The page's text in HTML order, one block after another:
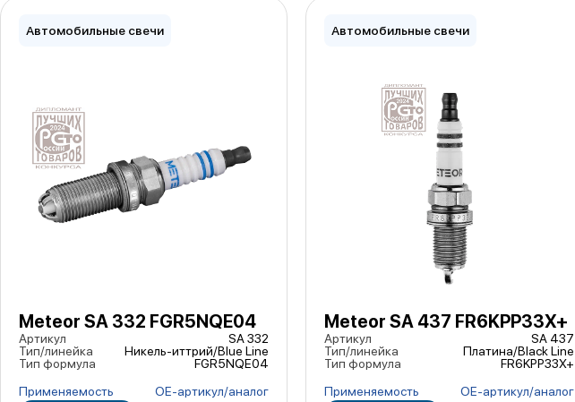
Автомобильные свечи
Meteor SA 332 FGR5NQE04
Артикул
SA 332
Тип/линейка
Никель-иттрий/Blue Line
Тип формула
FGR5NQE04
Применяемость
ОЕ-артикул/аналог
Автомобильные свечи
Meteor SA 437 FR6KPP33X+
Артикул
SA 437
Тип/линейка
Платина/Black Line
Тип формула
FR6KPP33X+
Применяемость
ОЕ-артикул/аналог